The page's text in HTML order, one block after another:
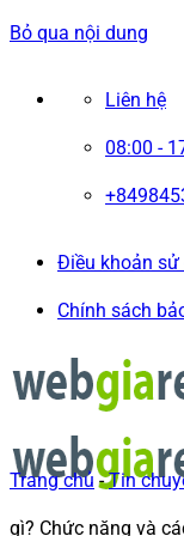
Bỏ qua nội dung
Liên hệ
08:00 -
Điều khoản sử
Chính sách
Trang chủ -Tin
gì? Chức năng và